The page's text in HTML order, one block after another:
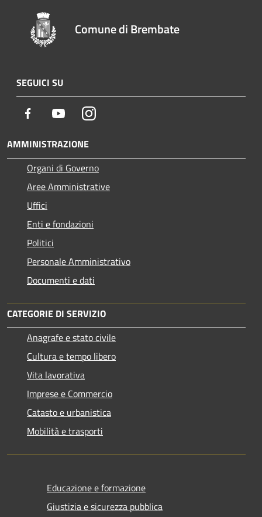
Comune di Brembate
SEGUICI SU
Facebook YoutubeInstagram
AMMINISTRAZIONE
Organi di Governo
Aree Amministrative
Uffici
Enti e fondazioni
Politici
Personale Amministrativo
Documenti e dati
CATEGORIE DI SERVIZIO
Anagrafe e stato civile
Cultura e tempo libero
Vita lavorativa
Imprese e Commercio
Catasto e urbanistica
Mobilità e trasporti
Educazione e formazione
Giustizia e sicurezza pubblica